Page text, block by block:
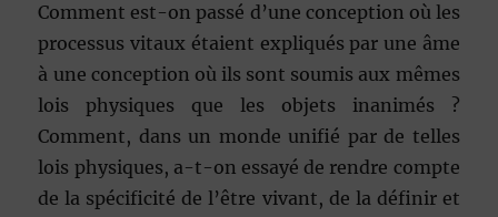
Comment est-on passé d’une conception où les
processus vitaux étaient expliqués par une âme
à une conception où ils sont soumis aux mêmes
lois physiques que les objets inanimés ?
Comment, dans un monde unifié par de telles
lois physiques, a-t-on essayé de rendre compte
de la spécificité de l’être vivant, de la définir et